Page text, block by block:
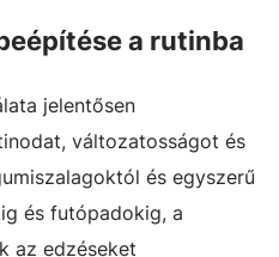
a rutinba
jelentősen
változatosságot és
és egyszerű
és futópadokig, a
az edzéseket